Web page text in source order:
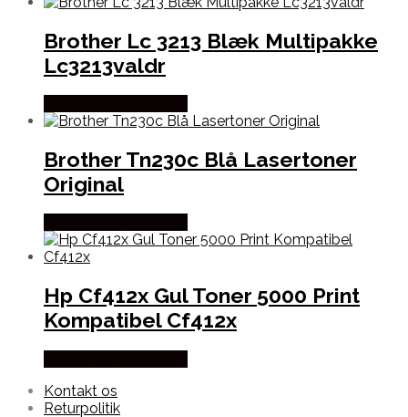
Brother Lc 3213 Blæk Multipakke
Lc3213valdr
Brother Tn230c Blå Lasertoner
Original
Hp Cf412x Gul Toner 5000 Print
Kompatibel Cf412x
Kontakt os
Returpolitik